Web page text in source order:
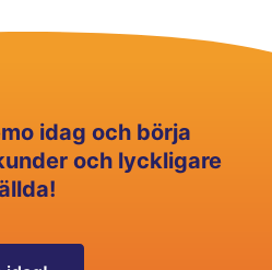
idag och börja
och lyckligare